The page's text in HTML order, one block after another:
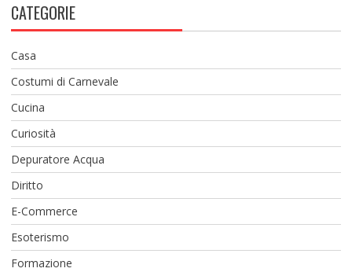
CATEGORIE
Casa
Costumi di Carnevale
Cucina
Curiosità
Depuratore Acqua
Diritto
E-Commerce
Esoterismo
Formazione